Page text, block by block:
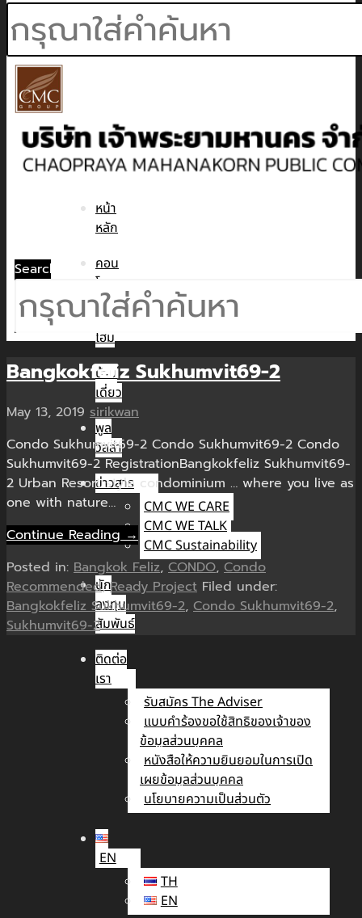
หน้า
หลัก
คอน
โด
ทาวน์
โฮม
บ้าน
เดี่ยว
พูล
วิลล่า
ข่าวสาร
CMC WE CARE
CMC WE TALK
CMC Sustainability
นัก
ลงทุน
สัมพันธ์
ติดต่อ
เรา
รับสมัคร The Adviser
แบบคำร้องขอใช้สิทธิของเจ้าของ
ข้อมูลส่วนบุคคล
หนังสือให้ความยินยอมในการเปิด
เผยข้อมูลส่วนบุคคล
นโยบายความเป็นส่วนตัว
EN
TH
EN
Search
Bangkokfeliz Sukhumvit69-2
May 13, 2019 sirikwan
Condo Sukhumvit69-2 Condo Sukhumvit69-2 Condo
Sukhumvit69-2 RegistrationBangkokfeliz Sukhumvit69-
2 Urban Resort style condominium … where you live as
one with nature…
Continue Reading →
Posted in: Bangkok Feliz, CONDO, Condo
Recommended,Ready Project Filed under:
Bangkokfeliz Sukhumvit69-2, Condo Sukhumvit69-2,
Sukhumvit69-2